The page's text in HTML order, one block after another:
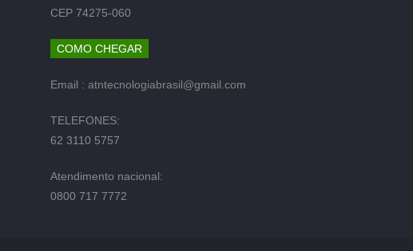
CEP 74275-060
COMO CHEGAR
Email : atntecnologiabrasil@gmail.com
TELEFONES:
62 3110 5757
Atendimento nacional:
0800 717 7772